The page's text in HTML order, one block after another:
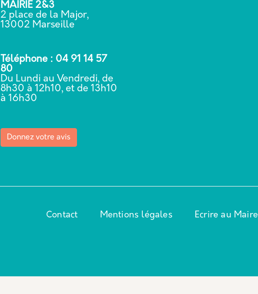
MAIRIE 2&3
2 place de la Major,
13002 Marseille
Téléphone : 04 91 14 57
80
Du Lundi au Vendredi, de
8h30 à 12h10, et de 13h10
à 16h30
Donnez votre avis
Contact Mentions légales Ecrire au Maire